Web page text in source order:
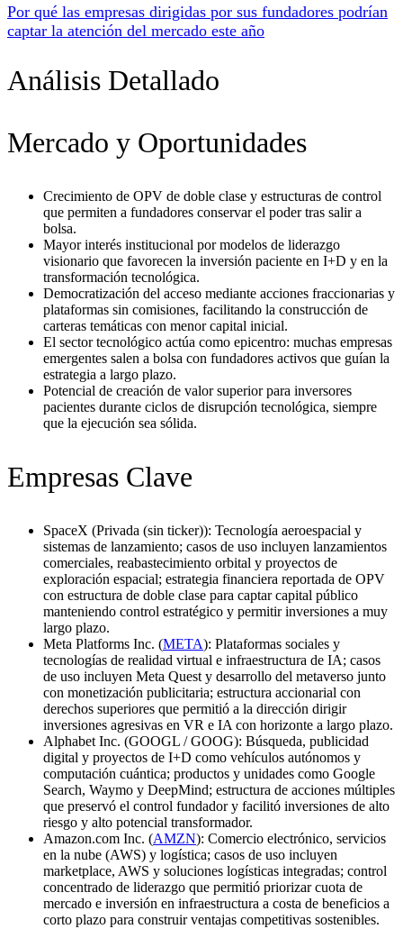
Por qué las empresas dirigidas por sus fundadores podrían
captar la atención del mercado este año
Análisis Detallado
Mercado y Oportunidades
Crecimiento de OPV de doble clase y estructuras de control
que permiten a fundadores conservar el poder tras salir a
bolsa.
Mayor interés institucional por modelos de liderazgo
visionario que favorecen la inversión paciente en I+D y en la
transformación tecnológica.
Democratización del acceso mediante acciones fraccionarias y
plataformas sin comisiones, facilitando la construcción de
carteras temáticas con menor capital inicial.
El sector tecnológico actúa como epicentro: muchas empresas
emergentes salen a bolsa con fundadores activos que guían la
estrategia a largo plazo.
Potencial de creación de valor superior para inversores
pacientes durante ciclos de disrupción tecnológica, siempre
que la ejecución sea sólida.
Empresas Clave
SpaceX (Privada (sin ticker)): Tecnología aeroespacial y
sistemas de lanzamiento; casos de uso incluyen lanzamientos
comerciales, reabastecimiento orbital y proyectos de
exploración espacial; estrategia financiera reportada de OPV
con estructura de doble clase para captar capital público
manteniendo control estratégico y permitir inversiones a muy
largo plazo.
Meta Platforms Inc. (META): Plataformas sociales y
tecnologías de realidad virtual e infraestructura de IA; casos
de uso incluyen Meta Quest y desarrollo del metaverso junto
con monetización publicitaria; estructura accionarial con
derechos superiores que permitió a la dirección dirigir
inversiones agresivas en VR e IA con horizonte a largo plazo.
Alphabet Inc. (GOOGL / GOOG): Búsqueda, publicidad
digital y proyectos de I+D como vehículos autónomos y
computación cuántica; productos y unidades como Google
Search, Waymo y DeepMind; estructura de acciones múltiples
que preservó el control fundador y facilitó inversiones de alto
riesgo y alto potencial transformador.
Amazon.com Inc. (AMZN): Comercio electrónico, servicios
en la nube (AWS) y logística; casos de uso incluyen
marketplace, AWS y soluciones logísticas integradas; control
concentrado de liderazgo que permitió priorizar cuota de
mercado e inversión en infraestructura a costa de beneficios a
corto plazo para construir ventajas competitivas sostenibles.